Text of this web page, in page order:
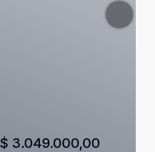
3.049.000,00